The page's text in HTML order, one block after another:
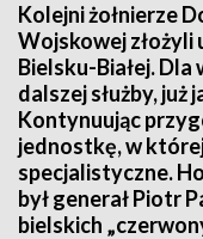
Kolejni żołnierze
Wojskowej złożyli
Bielsku-Białej.
dalszej służby, już
Kontynuując
jednostkę, w
specjalistyczne.
był generał Piotr
bielskich